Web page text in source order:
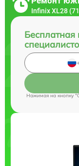
Infinix XL28
Бесплатная
Нажимая на кнопку